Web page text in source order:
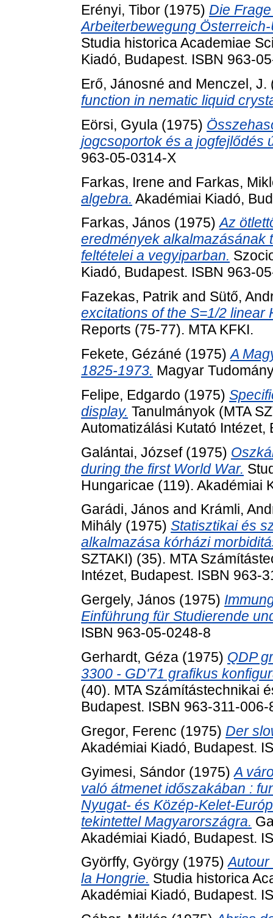
Erényi, Tibor (1975) Die
Arbeiterbewegung
Studia historica Academiae
Kiadó, Budapest. ISBN 963-
Erő, Jánosné and Menczel, J.
function in nematic liquid
Eörsi, Gyula (1975)
jogcsoportok és a jogfejlődés
963-05-0314-X
Farkas, Irene and Farkas,
algebra. Akadémiai Kiadó,
Farkas, János (1975)Az
eredmények alkalmazásának
feltételei a vegyiparban.
Kiadó, Budapest. ISBN 963-
Fazekas, Patrik and Sütő,
excitations of the S=1/2 linear
Reports (75-77). MTA KFKI.
Fekete, Gézáné (1975)A
1825-1973. Magyar
Felipe, Edgardo (1975)
display. Tanulmányok (MTA
Automatizálási Kutató
Galántai, József(1975)
during the first World War.
Hungaricae (119). Akadémiai
Garádi, János and Krámli,
Mihály (1975) Statisztikai és
alkalmazása kórházi
SZTAKI) (35). MTA
Intézet, Budapest. ISBN 963-
Gergely, János (1975)
Einführung für Studierende
ISBN 963-05-0248-8
Gerhardt, Géza (1975) QDP
3300 - GD'71 grafikus
(40). MTA Számítástechnikai
Budapest. ISBN 963-311-006-
Gregor, Ferenc (1975) Der
Akadémiai Kiadó, Budapest.
Gyimesi, Sándor (1975)A
való átmenet időszakában :
Nyugat- és Közép-Kelet-
tekintettel Magyarországra.
Akadémiai Kiadó, Budapest.
Györffy, György (1975)Autour
la Hongrie. Studia historica
Akadémiai Kiadó, Budapest.